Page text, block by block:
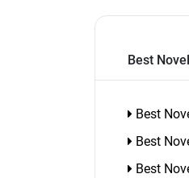
Best
Best
Best
Best